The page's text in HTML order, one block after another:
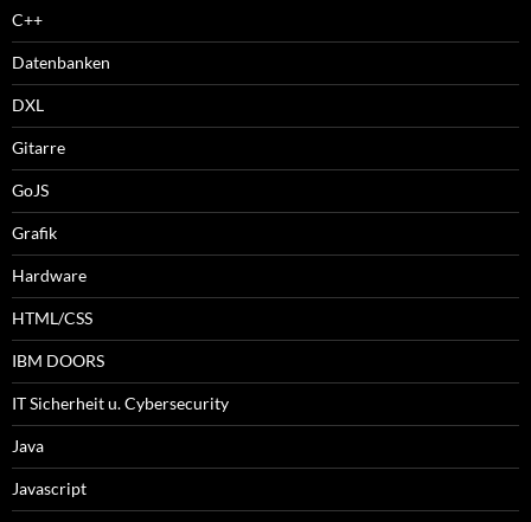
C++
Datenbanken
DXL
Gitarre
GoJS
Grafik
Hardware
HTML/CSS
IBM DOORS
IT Sicherheit u. Cybersecurity
Java
Javascript